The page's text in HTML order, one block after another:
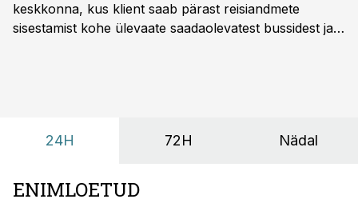
keskkonna, kus klient saab pärast reisiandmete
sisestamist kohe ülevaate saadaolevatest bussidest ja
24H 72H Nädal
ENIMLOETUD